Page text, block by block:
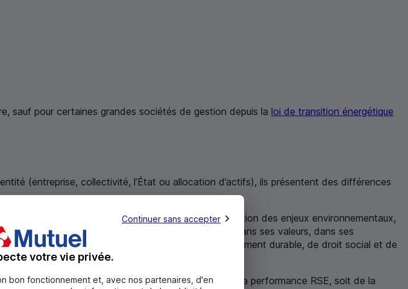
sauf pour certaines grandes sociétés de gestion depuis la loi de transition énergétique
(entreprise, collectivité, l’État ou allocation d’actifs), ils présentent des différences
Elle est le résultat de la considération et de l’intégration des enjeux environnementaux,
son fonctionnement, dans son offre commerciale, dans ses valeurs, dans ses
en pratique d’actions concrètes en matière de développement durable, de droit social et de
potentiels.Elle dresse une analyse de la performance RSE, soit de la
Continuer sans accepter
votre vie privée.
bon fonctionnement et, avec nos partenaires, d'en